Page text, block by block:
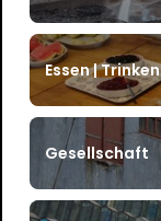
Essen | Trinken
Gesellschaft